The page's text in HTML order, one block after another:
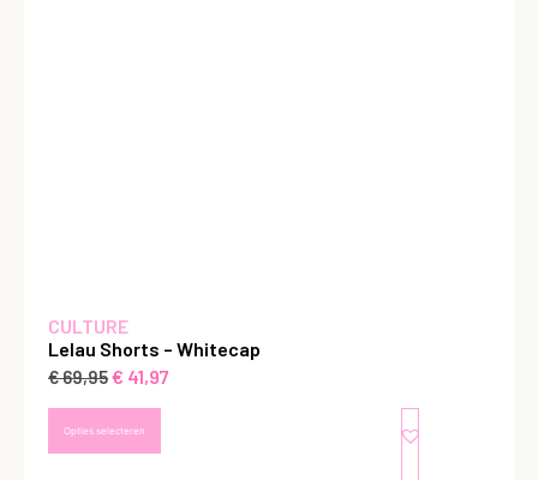
CULTURE
Lelau Shorts – Whitecap
€69,95€ 41,97
Opties selecteren